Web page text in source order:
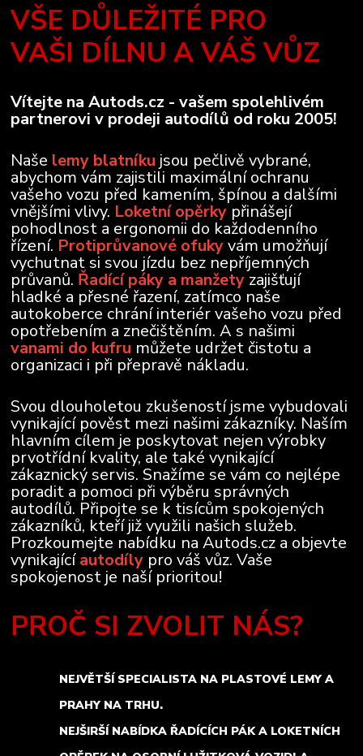
VŠE DŮLEŽITÉ PRO
VAŠI DÍLNU A VÁŠ VŮZ
Vítejte na Autods.cz - vašem spolehlivém
partnerovi v prodeji autodílů od roku 2005!
Naše lemy blatníku jsou pečlivě vybrané,
abychom vám zajistili maximální ochranu
vašeho vozu před kamením, špínou a dalšími
vnějšími vlivy. Loketní opěrky přinášejí
pohodlnost a ergonomii do každodenního
řízení. Protiprůvanové ofukyvám umožňují
vychutnat si svou jízdu bez nepříjemných
průvanů. Řadící páky a manžety zajišťují
hladké a přesné řazení, zatímco naše
autokoberce chrání interiér vašeho vozu před
opotřebením a znečištěním. A s našimi
vanami do kufru můžete udržet čistotu a
organizaci i při přepravě nákladu.
Svou dlouholetou zkušeností jsme vybudovali
vynikající pověst mezi našimi zákazníky. Naším
hlavním cílem je poskytovat nejen výrobky
prvotřídní kvality, ale také vynikající
zákaznický servis. Snažíme se vám co nejlépe
poradit a pomoci při výběru správných
autodílů. Připojte se k tisícům spokojených
zákazníků, kteří již využili našich služeb.
Prozkoumejte nabídku na Autods.cz a objevte
vynikajícíautodíly pro váš vůz. Vaše
spokojenost je naší prioritou!
PROČ SI ZVOLIT NÁS?
NEJVĚTŠÍ SPECIALISTA NA PLASTOVÉ LEMY A
PRAHY NA TRHU.
NEJŠIRŠÍ NABÍDKA ŘADÍCÍCH PÁK A LOKETNÍCH